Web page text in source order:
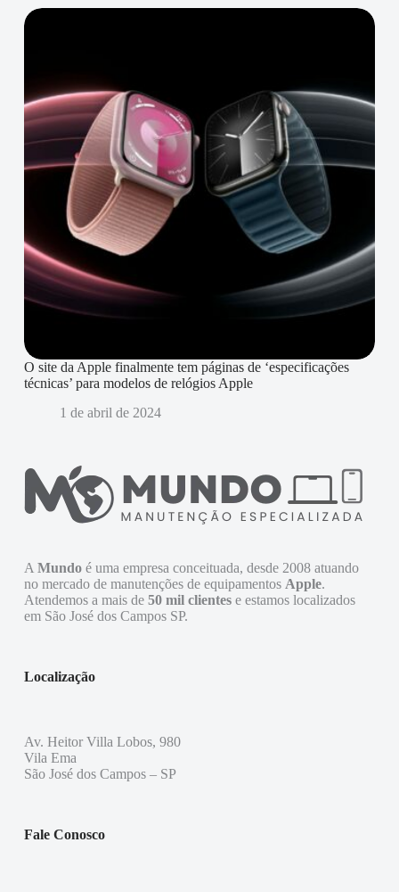
O site da Apple finalmente tem páginas de ‘especificações
técnicas’ para modelos de relógios Apple
1 de abril de 2024
A Mundoé uma empresa conceituada, desde 2008 atuando
no mercado de manutenções de equipamentos Apple.
Atendemos a mais de 50 mil clientese estamos localizados
em São José dos Campos SP.
Localização
Av. Heitor Villa Lobos, 980
Vila Ema
São José dos Campos – SP
Fale Conosco